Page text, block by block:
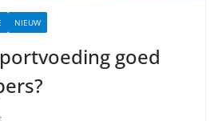
NIEUW
goed